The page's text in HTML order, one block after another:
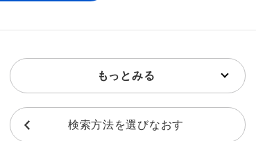
もっとみる
検索方法を選びなおす